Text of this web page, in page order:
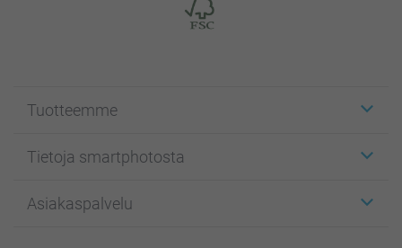
Tuotteemme
Kuvakortit
Kuvakirjat
Tietoja smartphotosta
Affiliate ohjelma
Asiakaspalvelu